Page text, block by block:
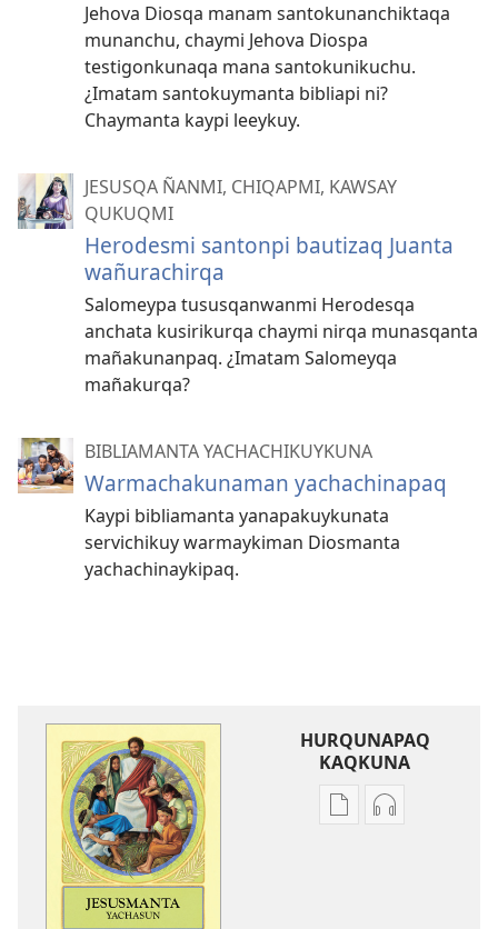
Jehova Diosqa manam santokunanchiktaqa
munanchu, chaymi Jehova Diospa
testigonkunaqa mana santokunikuchu.
¿Imatam santokuymanta bibliapi ni?
Chaymanta kaypi leeykuy.
JESUSQA ÑANMI, CHIQAPMI, KAWSAY
QUKUQMI
Herodesmi santonpi bautizaq Juanta
wañurachirqa
Salomeypa tususqanwanmi Herodesqa
anchata kusirikurqa chaymi nirqa munasqanta
mañakunanpaq. ¿Imatam Salomeyqa
mañakurqa?
BIBLIAMANTA YACHACHIKUYKUNA
Warmachakunaman yachachinapaq
Kaypi bibliamanta yanapakuykunata
servichikuy warmaykiman Diosmanta
yachachinaykipaq.
HURQUNAPAQ
KAQKUNA
Qillqakunata
Uyarinapaq